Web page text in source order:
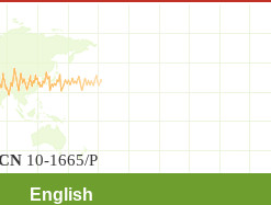
10-1665/P
English